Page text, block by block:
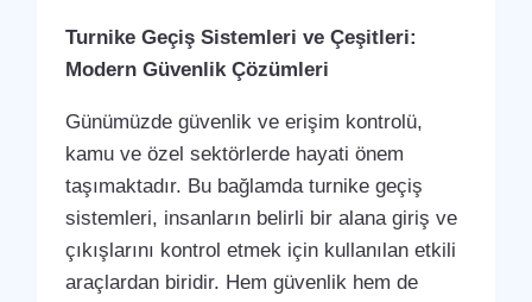
Turnike Geçiş Sistemleri ve Çeşitleri:
Modern Güvenlik Çözümleri
Günümüzde güvenlik ve erişim kontrolü,
kamu ve özel sektörlerde hayati önem
taşımaktadır. Bu bağlamda turnike geçiş
sistemleri, insanların belirli bir alana giriş ve
çıkışlarını kontrol etmek için kullanılan etkili
araçlardan biridir. Hem güvenlik hem de